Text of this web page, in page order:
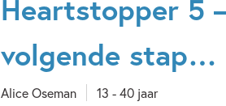
Heartstopper 5
volgende stap…
Alice Oseman 13 - 40 jaar